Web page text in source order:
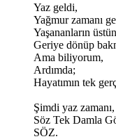
Yaz geldi,
Yağmur zamanı
Yaşananların
Geriye dönüp
Ama biliyorum,
Ardımda;
Hayatımın tek
Şimdi yaz zamanı,
Söz Tek Damla
SÖZ.